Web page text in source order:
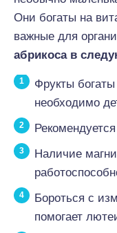
Они богаты на
важные для
абрикоса в
Фрукты
необходимо
Наличие
Бороться с
помогает